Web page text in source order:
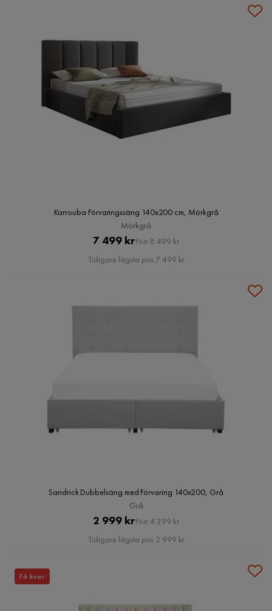
Karrouba Förvaringssäng 140x200 cm, Mörkgrå
Mörkgrå
Pris
7 499 krOriginal
Pris
Förr 8 499 kr
Tidigare lägsta pris 7 499 kr
Sandrick Dubbelsäng med Förvaring 140x200, Grå
Grå
Pris
2 999 krOriginal
Pris
Förr 4 399 kr
Tidigare lägsta pris 2 999 kr
Få kvar